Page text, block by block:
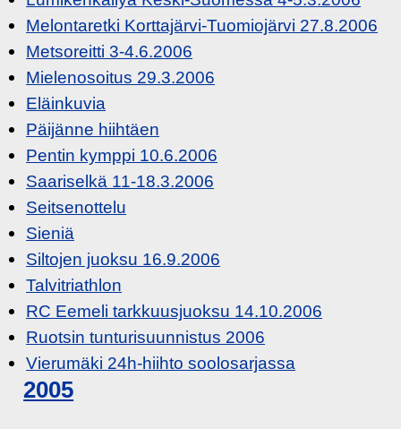
Melontaretki Korttajärvi-Tuomiojärvi 27.8.2006
Metsoreitti 3-4.6.2006
Mielenosoitus 29.3.2006
Eläinkuvia
Päijänne hiihtäen
Pentin kymppi 10.6.2006
Saariselkä 11-18.3.2006
Seitsenottelu
Sieniä
Siltojen juoksu 16.9.2006
Talvitriathlon
RC Eemeli tarkkuusjuoksu 14.10.2006
Ruotsin tunturisuunnistus 2006
Vierumäki 24h-hiihto soolosarjassa
2005